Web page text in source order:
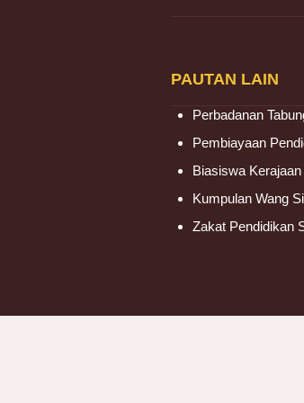
PAUTAN LAIN
Perbadanan
Pembiayaan
Biasiswa
Kumpulan Wang
Zakat Pendidikan